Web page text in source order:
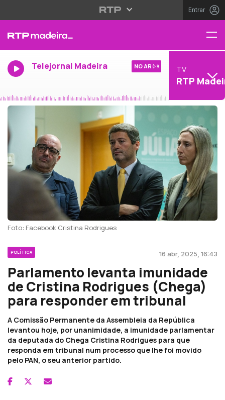
Entrar
Telejornal Madeira NO AR TV
RTP
Foto: Facebook Cristina Rodrigues
POLÍTICA 16 abr, 2025, 16:43
Parlamento levanta imunidade
de Cristina Rodrigues (Chega)
para responder em tribunal
A Comissão Permanente da Assembleia da República
levantou hoje, por unanimidade, a imunidade parlamentar
da deputada do Chega Cristina Rodrigues para que
responda em tribunal num processo que lhe foi movido
pelo PAN, o seu anterior partido.